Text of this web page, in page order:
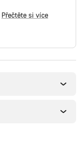
Přečtěte si více